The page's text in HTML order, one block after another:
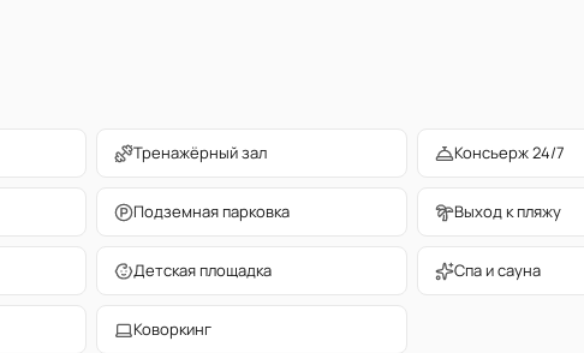
Тренажёрный зал Консьерж 24/7
Подземная парковка Выход к пляжу
Детская площадка Спа и сауна
Коворкинг